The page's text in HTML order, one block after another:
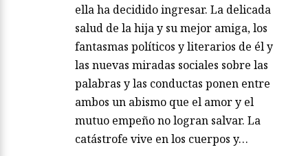
ella ha decidido ingresar. La delicada
salud de la hija y su mejor amiga, los
fantasmas políticos y literarios de él y
las nuevas miradas sociales sobre las
palabras y las conductas ponen entre
ambos un abismo que el amor y el
mutuo empeño no logran salvar. La
catástrofe vive en los cuerpos y…